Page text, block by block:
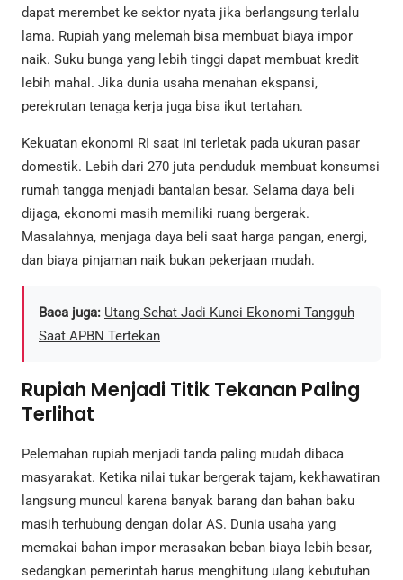
dapat merembet ke sektor nyata jika berlangsung terlalu
lama. Rupiah yang melemah bisa membuat biaya impor
naik. Suku bunga yang lebih tinggi dapat membuat kredit
lebih mahal. Jika dunia usaha menahan ekspansi,
perekrutan tenaga kerja juga bisa ikut tertahan.
Kekuatan ekonomi RI saat ini terletak pada ukuran pasar
domestik. Lebih dari 270 juta penduduk membuat konsumsi
rumah tangga menjadi bantalan besar. Selama daya beli
dijaga, ekonomi masih memiliki ruang bergerak.
Masalahnya, menjaga daya beli saat harga pangan, energi,
dan biaya pinjaman naik bukan pekerjaan mudah.
Baca juga: Utang Sehat Jadi Kunci Ekonomi Tangguh
Saat APBN Tertekan
Rupiah Menjadi Titik Tekanan Paling
Terlihat
Pelemahan rupiah menjadi tanda paling mudah dibaca
masyarakat. Ketika nilai tukar bergerak tajam, kekhawatiran
langsung muncul karena banyak barang dan bahan baku
masih terhubung dengan dolar AS. Dunia usaha yang
memakai bahan impor merasakan beban biaya lebih besar,
sedangkan pemerintah harus menghitung ulang kebutuhan